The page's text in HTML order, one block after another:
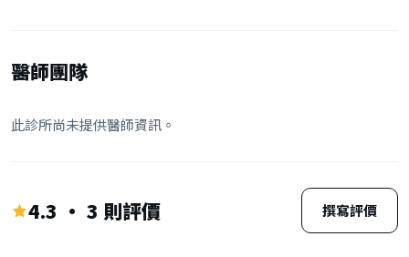
醫師團隊
此診所尚未提供醫師資訊。
4.3 · 3 則評價 撰寫評價